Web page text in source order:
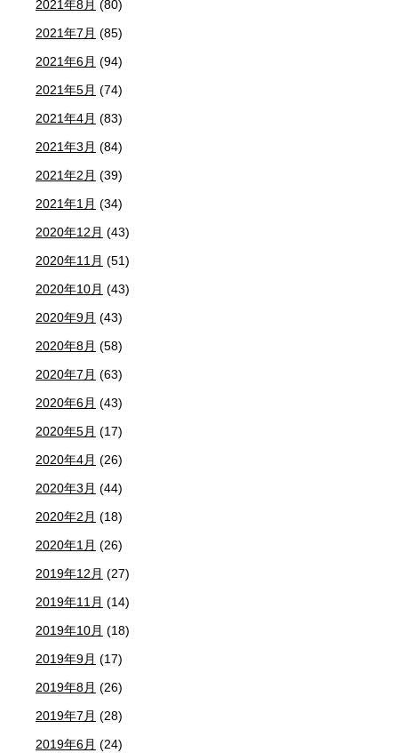
2021年8月 (80)
2021年7月 (85)
2021年6月 (94)
2021年5月 (74)
2021年4月 (83)
2021年3月 (84)
2021年2月 (39)
2021年1月 (34)
2020年12月 (43)
2020年11月 (51)
2020年10月 (43)
2020年9月 (43)
2020年8月 (58)
2020年7月 (63)
2020年6月 (43)
2020年5月 (17)
2020年4月 (26)
2020年3月 (44)
2020年2月 (18)
2020年1月 (26)
2019年12月 (27)
2019年11月 (14)
2019年10月 (18)
2019年9月 (17)
2019年8月 (26)
2019年7月 (28)
2019年6月 (24)